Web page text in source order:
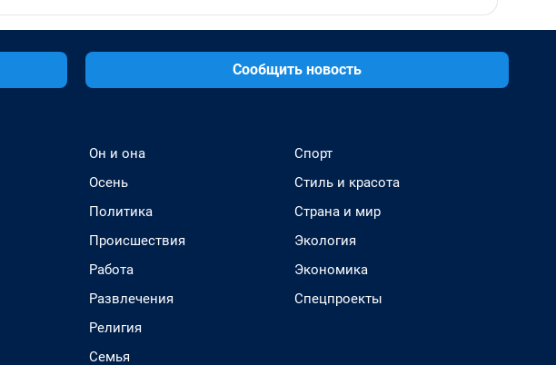
Сообщить новость
Он и она
Осень
Политика
Происшествия
Работа
Развлечения
Религия
Семья
Спорт
Стиль и красота
Страна и мир
Экология
Экономика
Спецпроекты